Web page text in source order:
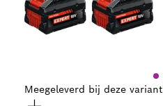
Meegeleverd bij deze variant